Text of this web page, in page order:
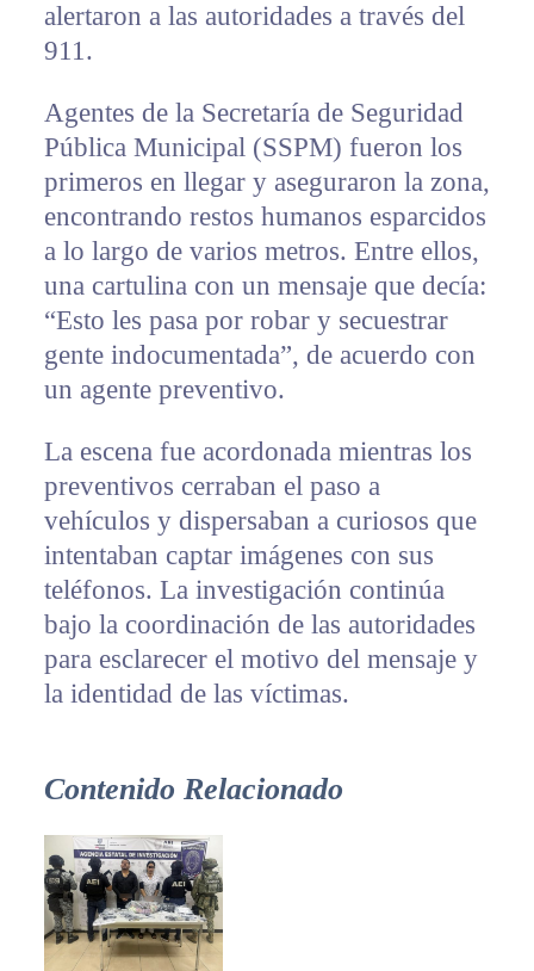
alertaron a las autoridades a través del
911.
Agentes de la Secretaría de Seguridad
Pública Municipal (SSPM) fueron los
primeros en llegar y aseguraron la zona,
encontrando restos humanos esparcidos
a lo largo de varios metros. Entre ellos,
una cartulina con un mensaje que decía:
“Esto les pasa por robar y secuestrar
gente indocumentada”, de acuerdo con
un agente preventivo.
La escena fue acordonada mientras los
preventivos cerraban el paso a
vehículos y dispersaban a curiosos que
intentaban captar imágenes con sus
teléfonos. La investigación continúa
bajo la coordinación de las autoridades
para esclarecer el motivo del mensaje y
la identidad de las víctimas.
Contenido Relacionado